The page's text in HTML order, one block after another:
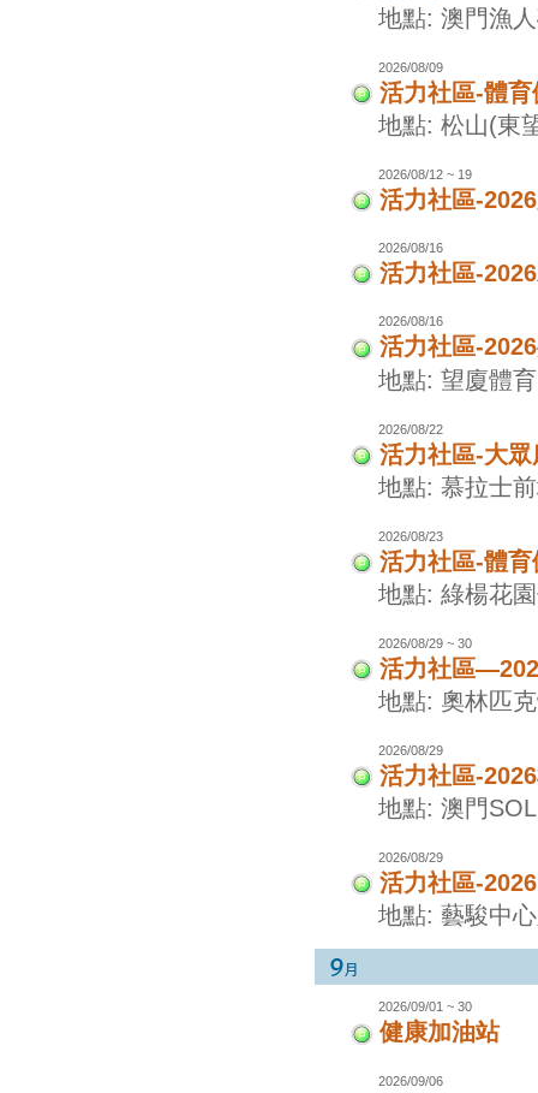
地點: 澳門漁
2026/08/09
活力社區-體
地點: 松山(東
2026/08/12 ~ 19
活力社區-
2026/08/16
活力社區-
2026/08/16
活力社區-
地點: 望廈體
2026/08/22
活力社區-大眾
地點: 慕拉士
2026/08/23
活力社區-體
地點: 綠楊花
2026/08/29 ~ 30
活力社區
地點: 奧林匹
2026/08/29
活力社區-
地點: 澳門
2026/08/29
活力社區-
地點: 藝駿中
2026/09/01 ~ 30
健康加油站
2026/09/06